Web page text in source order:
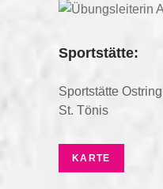
Sportstätte:
Sportstätte
St. Tönis
KARTE